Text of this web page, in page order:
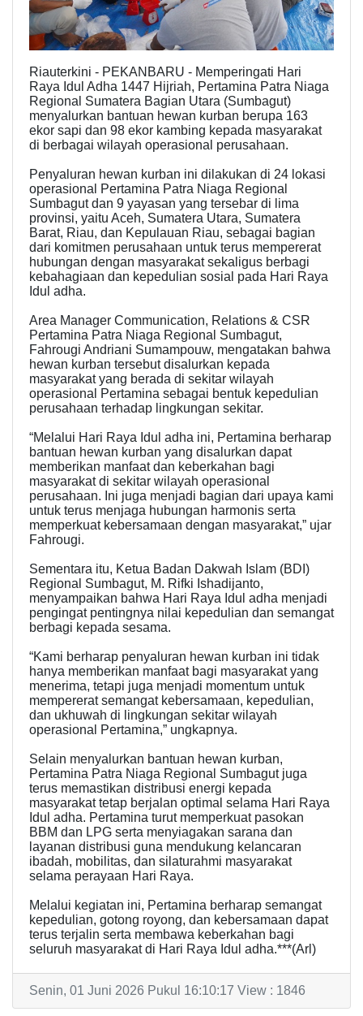
Riauterkini - PEKANBARU - Memperingati Hari
Raya Idul Adha 1447 Hijriah, Pertamina Patra Niaga
Regional Sumatera Bagian Utara (Sumbagut)
menyalurkan bantuan hewan kurban berupa 163
ekor sapi dan 98 ekor kambing kepada masyarakat
di berbagai wilayah operasional perusahaan.
Penyaluran hewan kurban ini dilakukan di 24 lokasi
operasional Pertamina Patra Niaga Regional
Sumbagut dan 9 yayasan yang tersebar di lima
provinsi, yaitu Aceh, Sumatera Utara, Sumatera
Barat, Riau, dan Kepulauan Riau, sebagai bagian
dari komitmen perusahaan untuk terus mempererat
hubungan dengan masyarakat sekaligus berbagi
kebahagiaan dan kepedulian sosial pada Hari Raya
Idul adha.
Area Manager Communication, Relations & CSR
Pertamina Patra Niaga Regional Sumbagut,
Fahrougi Andriani Sumampouw, mengatakan bahwa
hewan kurban tersebut disalurkan kepada
masyarakat yang berada di sekitar wilayah
operasional Pertamina sebagai bentuk kepedulian
perusahaan terhadap lingkungan sekitar.
“Melalui Hari Raya Idul adha ini, Pertamina berharap
bantuan hewan kurban yang disalurkan dapat
memberikan manfaat dan keberkahan bagi
masyarakat di sekitar wilayah operasional
perusahaan. Ini juga menjadi bagian dari upaya kami
untuk terus menjaga hubungan harmonis serta
memperkuat kebersamaan dengan masyarakat,” ujar
Fahrougi.
Sementara itu, Ketua Badan Dakwah Islam (BDI)
Regional Sumbagut, M. Rifki Ishadijanto,
menyampaikan bahwa Hari Raya Idul adha menjadi
pengingat pentingnya nilai kepedulian dan semangat
berbagi kepada sesama.
“Kami berharap penyaluran hewan kurban ini tidak
hanya memberikan manfaat bagi masyarakat yang
menerima, tetapi juga menjadi momentum untuk
mempererat semangat kebersamaan, kepedulian,
dan ukhuwah di lingkungan sekitar wilayah
operasional Pertamina,” ungkapnya.
Selain menyalurkan bantuan hewan kurban,
Pertamina Patra Niaga Regional Sumbagut juga
terus memastikan distribusi energi kepada
masyarakat tetap berjalan optimal selama Hari Raya
Idul adha. Pertamina turut memperkuat pasokan
BBM dan LPG serta menyiagakan sarana dan
layanan distribusi guna mendukung kelancaran
ibadah, mobilitas, dan silaturahmi masyarakat
selama perayaan Hari Raya.
Melalui kegiatan ini, Pertamina berharap semangat
kepedulian, gotong royong, dan kebersamaan dapat
terus terjalin serta membawa keberkahan bagi
seluruh masyarakat di Hari Raya Idul adha.***(Arl)
Senin, 01 Juni 2026 Pukul 16:10:17 View : 1846